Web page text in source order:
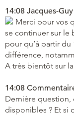
14:08 Jacques-
Merci pour vos
se continuer sur le
pour qu’à partir
différence,
A très bientôt sur
14:08
Dernière question,
disponibles ? Et si